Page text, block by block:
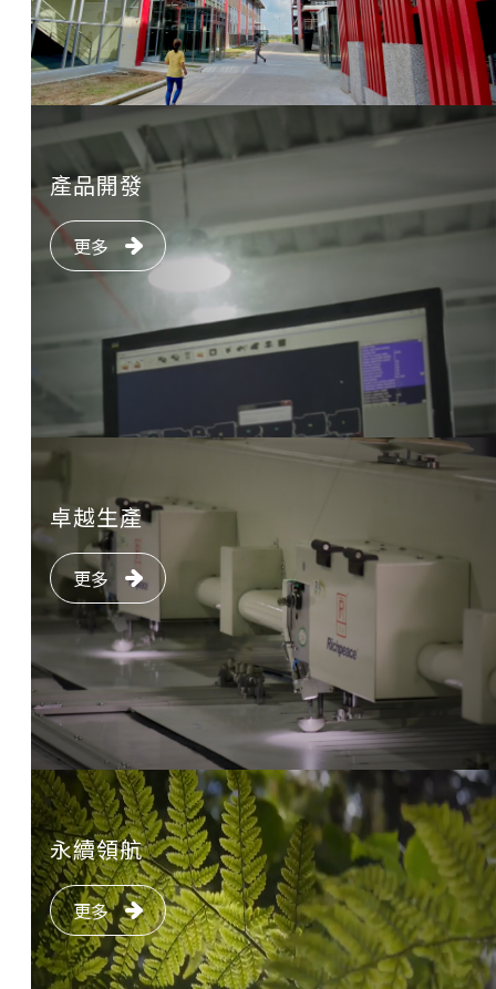
產品開發
更多
卓越生產
更多
永續領航
更多